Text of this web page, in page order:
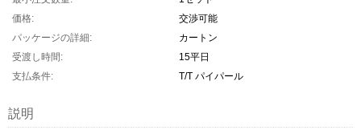
価格:
交渉可能
パッケージの詳細:
カートン
受渡し時間:
15平日
支払条件:
T/T パイパール
説明